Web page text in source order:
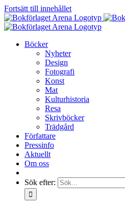
Fortsätt till innehållet
Böcker
Nyheter
Design
Fotografi
Konst
Mat
Kulturhistoria
Resa
Skrivböcker
Trädgård
Författare
Pressinfo
Aktuellt
Om oss
Sök efter: